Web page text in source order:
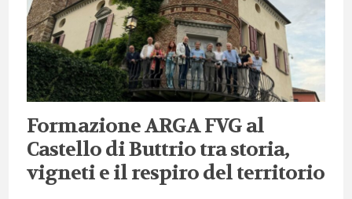
Formazione ARGA FVG al
Castello di Buttrio tra storia,
vigneti e il respiro del territorio